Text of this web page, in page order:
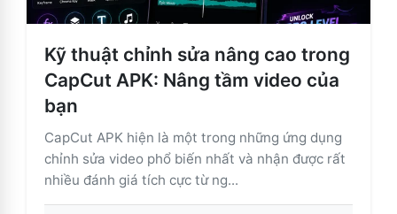
Kỹ thuật chỉnh sửa nâng cao trong
CapCut APK: Nâng tầm video của
bạn
CapCut APK hiện là một trong những ứng dụng
chỉnh sửa video phổ biến nhất và nhận được rất
nhiều đánh giá tích cực từ ng...